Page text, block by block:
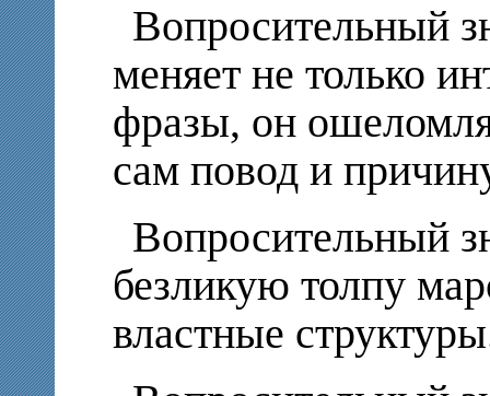
Вопросительный
меняет не только
фразы, он
сам повод и
Вопросительный
безликую толпу
властные